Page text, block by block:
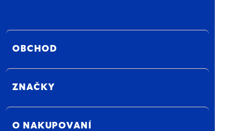
OBCHOD
ZNAČKY
O NAKUPOVANÍ